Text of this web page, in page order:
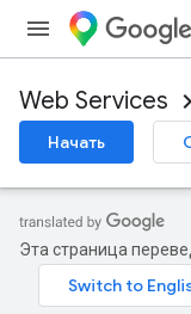
Web Services
Начать
Эта страница